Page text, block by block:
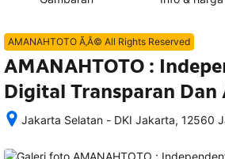
AMANAHTOTO Ã‚Â© All Rights Reserved
AMANAHTOTO :
Digital Transparan Dan
Jakarta Selatan - DKI Jakarta, 12560
memesan,